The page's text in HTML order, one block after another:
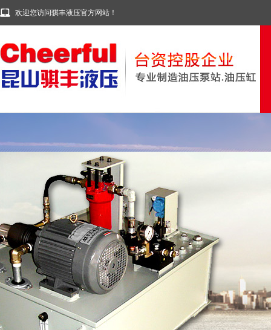
欢迎您访问骐丰液压官方网站！